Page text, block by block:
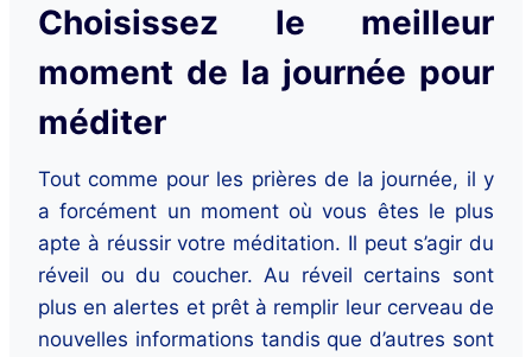
Choisissez le meilleur
moment de la journée pour
méditer
Tout comme pour les prières de la journée, il y
a forcément un moment où vous êtes le plus
apte à réussir votre méditation. Il peut s’agir du
réveil ou du coucher. Au réveil certains sont
plus en alertes et prêt à remplir leur cerveau de
nouvelles informations tandis que d’autres sont